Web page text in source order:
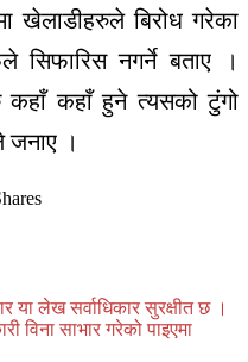
खेलाडीहरुले बिरोध गरेका
नगर्ने बताए ।
कहाँ हुने त्यसको टुंगो
जनाए ।
या लेख सर्वाधिकार सुरक्षीत छ ।
विना साभार गरेको पाइएमा